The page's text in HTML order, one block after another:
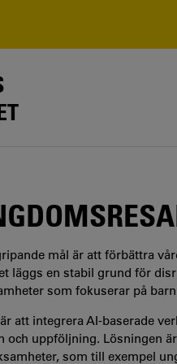
mål är att förbättra
läggs en stabil grund för
som fokuserar på
att integrera AI-baserade
uppföljning. Lösningen
som till exempel